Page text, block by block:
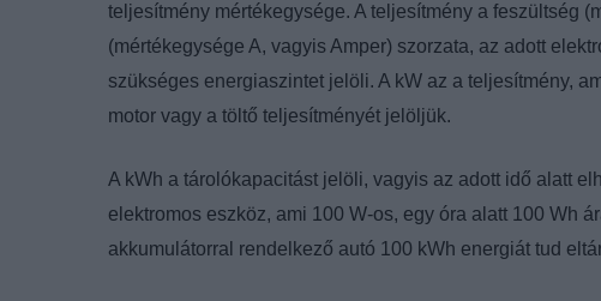
teljesítmény mértékegysége. A teljesítmény a feszültség
(mértékegysége A, vagyis Amper) szorzata, az adott
szükséges energiaszintet jelöli. A kW az a teljesítmény,
motor vagy a töltő teljesítményét jelöljük.
A kWh a tárolókapacitást jelöli, vagyis az adott idő alatt
elektromos eszköz, ami 100 W-os, egy óra alatt 100 Wh
akkumulátorral rendelkező autó 100 kWh energiát tud